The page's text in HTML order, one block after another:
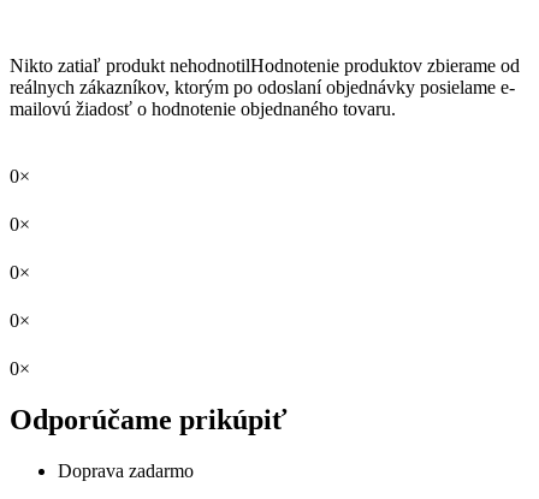
Nikto zatiaľ produkt nehodnotilHodnotenie produktov zbierame od
reálnych zákazníkov, ktorým po odoslaní objednávky posielame e-
mailovú žiadosť o hodnotenie objednaného tovaru.
0×
0×
0×
0×
0×
Odporúčame prikúpiť
Doprava zadarmo